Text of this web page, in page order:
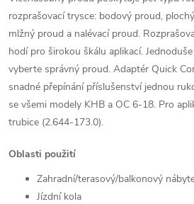
rozprašovací trysce: bodový proud,
mlžný proud a nalévací proud.
hodí pro širokou škálu aplikací.
vyberte správný proud. Adaptér Quick
snadné přepínání příslušenství jednou
se všemi modely KHB a OC 6-18. Pro
trubice (2.644-173.0).
Oblasti použití
Zahradní/terasový/balkonový
Jízdní kola